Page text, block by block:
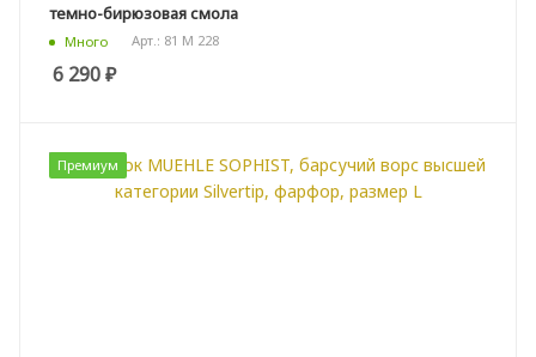
темно-бирюзовая смола
Много Арт.: 81 M 228
6 290₽
Премиум